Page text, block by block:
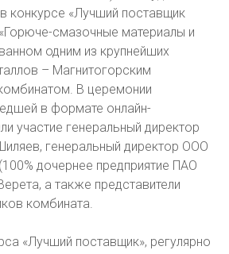
конкурсе «Лучший поставщик
смазочные материалы и
одним из крупнейших
– Магнитогорским
В церемонии
в формате онлайн-
участие генеральный директор
генеральный директор ООО
дочернее предприятие ПАО
а также представители
комбината.
«Лучший поставщик», регулярно